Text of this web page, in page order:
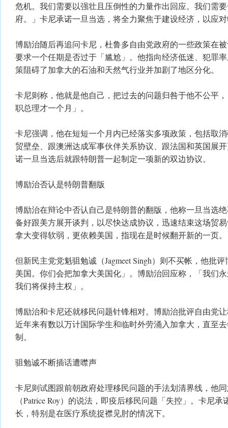
危机。我们需要以强壮且压倒性的力量作出回应。我们需
府。」卡尼承诺一旦当选，将全力聚焦于建设经济，以应
博励治随后再追问卡尼，杜鲁多自由党政府的一些政策在
要求一个任期是否过于「尴尬」。他指向经济低迷、犯罪
策阻碍了加拿大的石油和天然气行业并加剧了地区分化。
卡尼则称，他就是他自己，把过去的问题归咎于他不公平
职总理才一个月」。
卡尼强调，他在短短一个月内已经落实多项政策，包括取
贸壁垒、跟澳洲达成军事伙伴关系协议、跟法国和英国展
诺一旦当选后就跟特朗普一起制定一项新的双边协议。
博励治否认是特朗普翻版
博励治在辩论中否认自己是特朗普的翻版，他称一旦当选
备好跟美方展开谈判，以尽快达成协议，迅速结束这场贸
拿大变得软弱，更依赖美国，指现在是时候翻开新的一页。
但新民主党党魁驵勉诚（Jagmeet Singh）则不买帐，他批
美国。你们会把加拿大美国化」。博励治回应称，「我们
我们将保持主权」。
博励治和卡尼还就移民问题针锋相对。博励治批评自由党
近年来有数以万计国际学生和临时外劳涌入加拿大，直至
制。
驵勉诚不断插话遭噤声
卡尼则试图跟前朝政府处理移民问题的手法划清界线，他
（Patrice Roy）的说法，即疫后移民问题「失控」。卡尼
长，特别是在医疗系统捉襟见肘的情况下。